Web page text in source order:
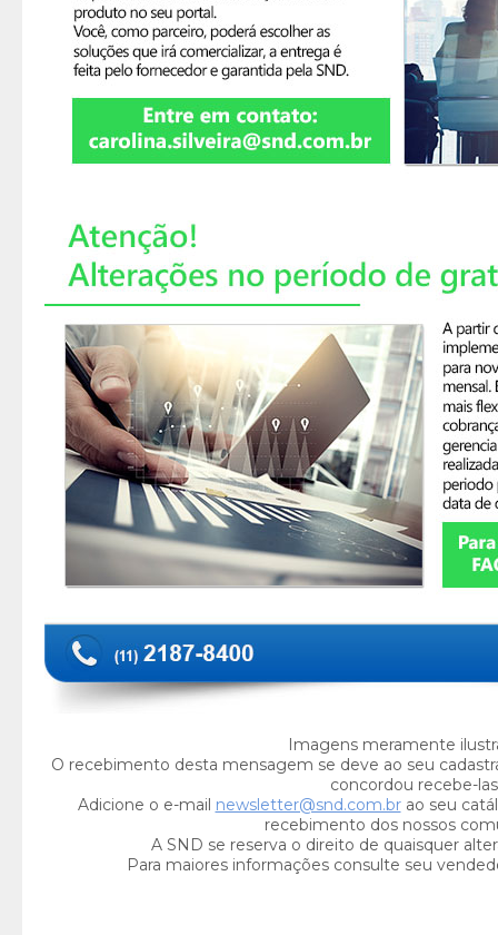
Imagens meramente
O recebimento desta mensagem se deve ao seu
concordou recebe-
Adicione o e-mail newsletter@snd.com.brao seu
recebimento dos nossos
A SND se reserva o direito de quaisquer
Para maiores informações consulte seu